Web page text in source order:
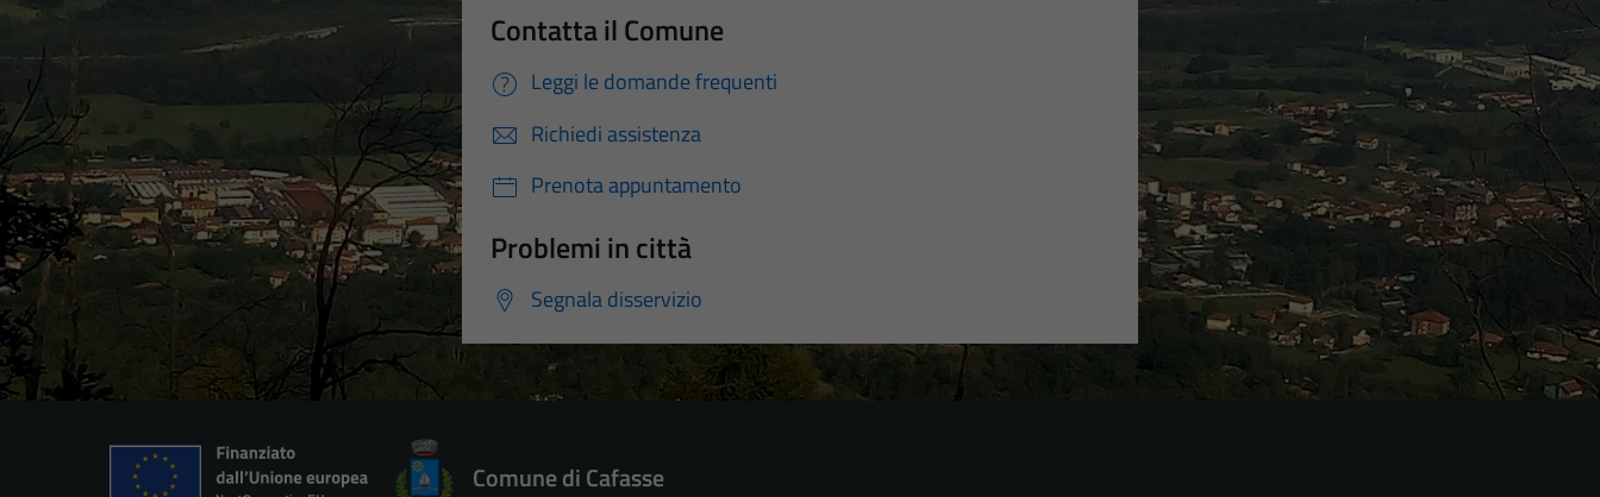
Contatta il Comune
Leggi le domande frequenti
Richiedi assistenza
Prenota appuntamento
Problemi in città
Segnala disservizio
Comune di Cafasse